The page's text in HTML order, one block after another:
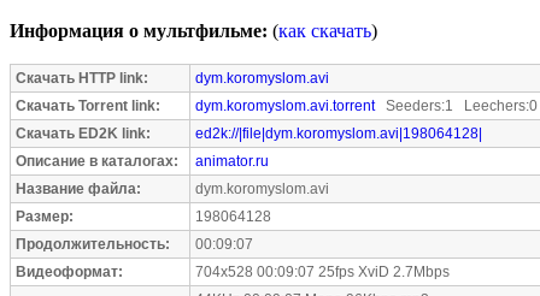
Информация о мультфильме: (как скачать)
Скачать HTTP link:
dym.koromyslom.avi
Скачать Torrent link:
dym.koromyslom.avi.torrentSeeders:1 Leechers:0
Скачать ED2K link:
ed2k://|file|dym.koromyslom.avi|198064128|
Описание в каталогах:
animator.ru
Название файла:
dym.koromyslom.avi
Размер:
198064128
Продолжительность:
00:09:07
Видеоформат:
704x528 00:09:07 25fps XviD 2.7Mbps